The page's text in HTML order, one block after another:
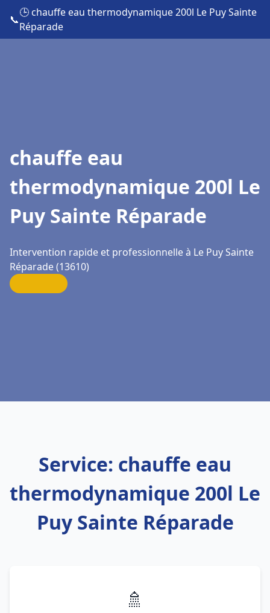
📞
🕒 chauffe eau thermodynamique 200l Le Puy Sainte
Réparade
chauffe eau
thermodynamique 200l Le
Puy Sainte Réparade
Intervention rapide et professionnelle à Le Puy Sainte
Réparade (13610)
Service: chauffe eau
thermodynamique 200l Le
Puy Sainte Réparade
🚿